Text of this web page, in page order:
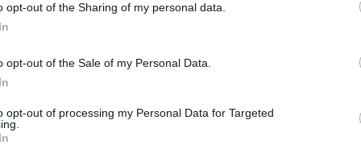
opt-out of the Sharing of my personal data.
opt-out of the Sale of my Personal Data.
opt-out of processing my Personal Data for Targeted
este es bastante práctico y confortable con
estudiantes a bailar por todo el espacio.
Arts realizanevaluaciones prácticas para
a paso